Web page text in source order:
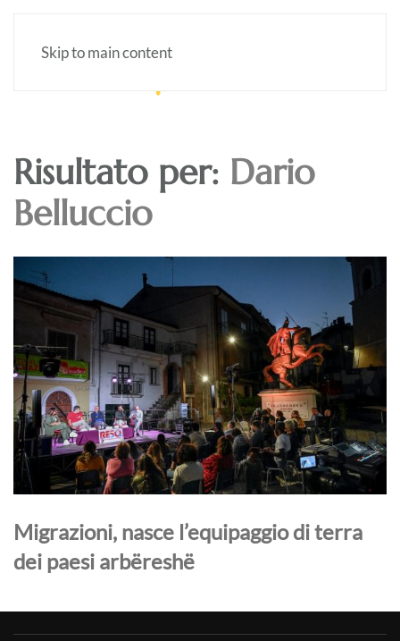
Skip to main content
Risultato per: Dario
Belluccio
Migrazioni, nasce l’equipaggio di terra
dei paesi arbëreshë